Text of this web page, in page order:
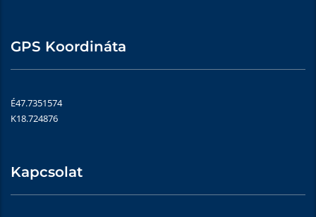
GPS Koordináta
É47.7351574
K18.724876
Kapcsolat